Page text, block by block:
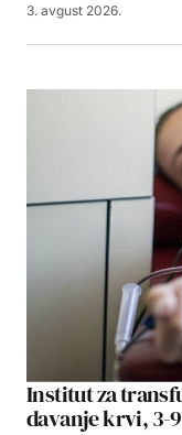
3. avgust 2026.
Institut za
davanje krvi, 3-